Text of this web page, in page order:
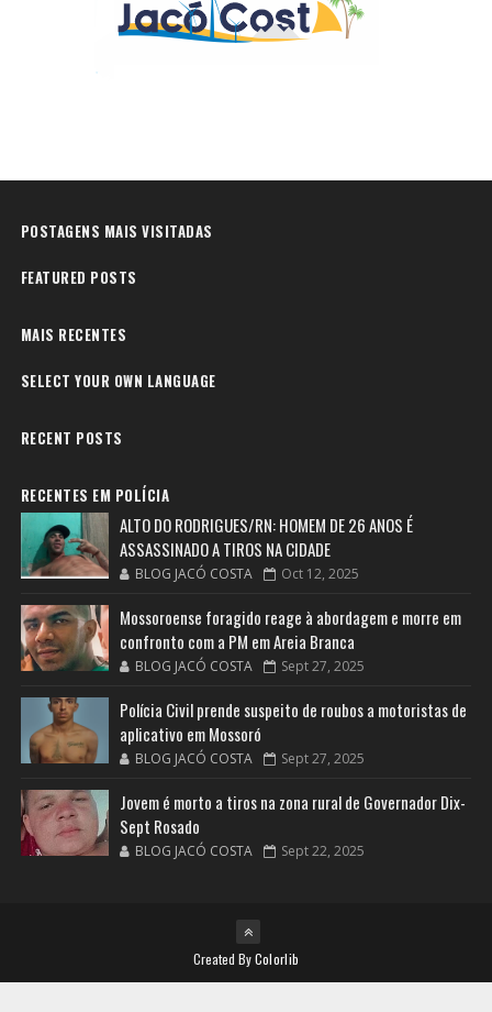
POSTAGENS MAIS VISITADAS
FEATURED POSTS
MAIS RECENTES
SELECT YOUR OWN LANGUAGE
RECENT POSTS
RECENTES EM POLÍCIA
ALTO DO RODRIGUES/RN: HOMEM DE 26 ANOS É
ASSASSINADO A TIROS NA CIDADE
BLOG JACÓ COSTA Oct 12, 2025
Mossoroense foragido reage à abordagem e morre em
confronto com a PM em Areia Branca
BLOG JACÓ COSTA Sept 27, 2025
Polícia Civil prende suspeito de roubos a motoristas de
aplicativo em Mossoró
BLOG JACÓ COSTA Sept 27, 2025
Jovem é morto a tiros na zona rural de Governador Dix-
Sept Rosado
BLOG JACÓ COSTA Sept 22, 2025
Created ByColorlib